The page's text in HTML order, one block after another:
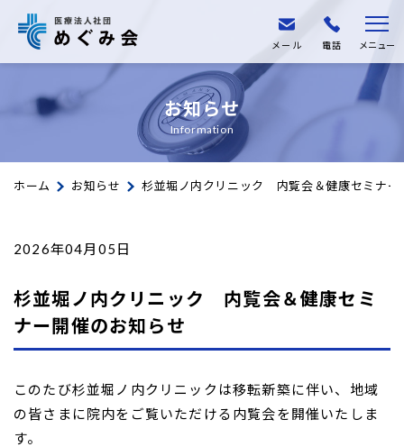
メール 電話 メニュー
お知らせ
Information
ホーム お知らせ 杉並堀ノ内クリニック 内覧会＆健康セミナー
2026年04月05日
杉並堀ノ内クリニック 内覧会＆健康セミ
ナー開催のお知らせ
このたび杉並堀ノ内クリニックは移転新築に伴い、地域
の皆さまに院内をご覧いただける 内覧会を開催いたしま
す。